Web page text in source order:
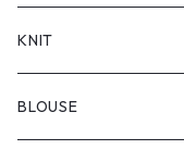
KNIT
BLOUSE